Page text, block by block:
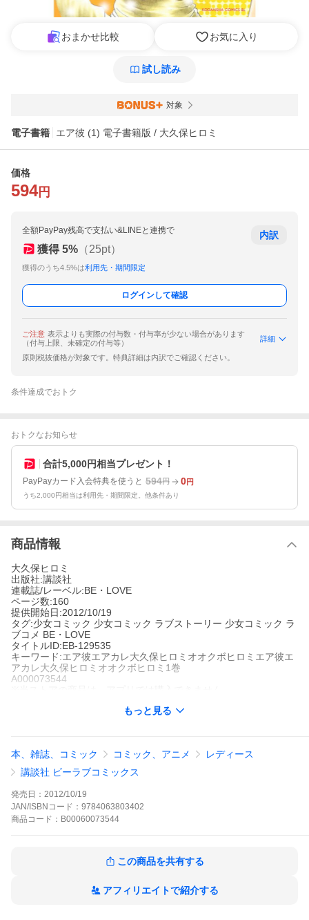
おまかせ比較 お気に入り
試し読み
対象
電子書籍 エア彼 (1) 電子書籍版 / 大久保ヒロミ
価格
594円
全額PayPay残高で支払い&LINEと連携で
獲得 5% （25pt）
獲得のうち4.5%は利用先・期間限定
内訳
ログインして確認
ご注意 表示よりも実際の付与数・付与率が少ない場合があります
（付与上限、未確定の付与等）
詳細
原則税抜価格が対象です。特典詳細は内訳でご確認ください。
条件達成でおトク
おトクなお知らせ
合計5,000円相当プレゼント！
PayPayカード入会特典を使うと 594円 0円
うち2,000円相当は利用先・期間限定。他条件あり
商品情報
大久保ヒロミ
出版社:講談社
連載誌/レーベル:BE・LOVE
ページ数:160
提供開始日:2012/10/19
タグ:少女コミック 少女コミック ラブストーリー 少女コミック ラ
ブコメ BE・LOVE
タイトルID:EB-129535
キーワード:エア彼エアカレ大久保ヒロミオオクボヒロミエア彼エ
アカレ大久保ヒロミオオクボヒロミ1巻
A000073544
彼氏いない歴29年の園城寺・リア・不二子・29歳! 超絶美人の長
身ハーフ美女ながら、いじめのトラウマから、超絶自虐家
に……。脳内に彼氏を作って早5年! そんな引っ込み思案のリアが
東京の恋愛セレブに囲まれて……。絶対笑える超絶コメディー! *
一部加筆修正あり
エア彼の作品をもっと見る
もっと見る
本、雑誌、コミック コミック、アニメ
レディース
講談社 ビーラブコミックス
発売日： 2012/10/19
JAN/ISBNコード： 9784063803402
商品 コード： B00060073544
この商品を共有する
アフィリエイトで紹介する